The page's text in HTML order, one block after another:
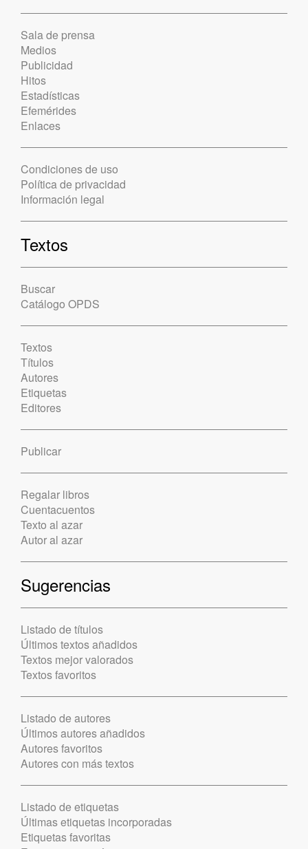
Sala de prensa
Medios
Publicidad
Hitos
Estadísticas
Efemérides
Enlaces
Condiciones de uso
Política de privacidad
Información legal
Textos
Buscar
Catálogo OPDS
Textos
Títulos
Autores
Etiquetas
Editores
Publicar
Regalar libros
Cuentacuentos
Texto al azar
Autor al azar
Sugerencias
Listado de títulos
Últimos textos añadidos
Textos mejor valorados
Textos favoritos
Listado de autores
Últimos autores añadidos
Autores favoritos
Autores con más textos
Listado de etiquetas
Últimas etiquetas incorporadas
Etiquetas favoritas